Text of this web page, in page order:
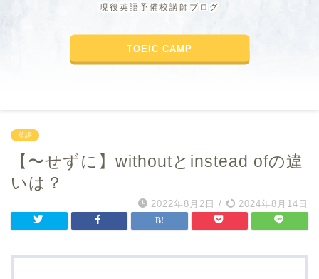
現役英語予備校講師ブログ
TOEIC CAMP
英語
【〜せずに】withoutとinstead ofの違
いは？
2022年8月2日 / 2024年8月14日